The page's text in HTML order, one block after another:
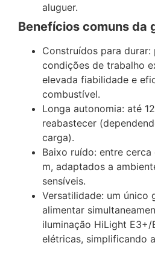
aluguer.
Benefícios comuns da
Construídos para
condições de trabalho
elevada fiabilidade e
combustível.
Longa autonomia: até
reabastecer
carga).
Baixo ruído: entre cerca
m, adaptados a
sensíveis.
Versatilidade: um único
alimentar
iluminação HiLight
elétricas, simplificando